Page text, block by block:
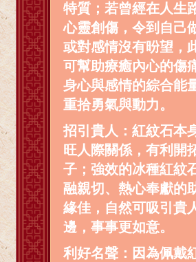
特質；若曾經在人生
心靈創傷，令到自己
或對感情沒有昐望，
可幫助療癒內心的傷
身心與感情的綜合能
重拾勇氣與動力。
招引貴人：紅紋石本
旺人際關係，有利開
子；強效的冰種紅紋
融親切、熱心奉獻的
緣佳，自然可吸引貴
邊，事事更如意。
利好名聲：因為佩戴